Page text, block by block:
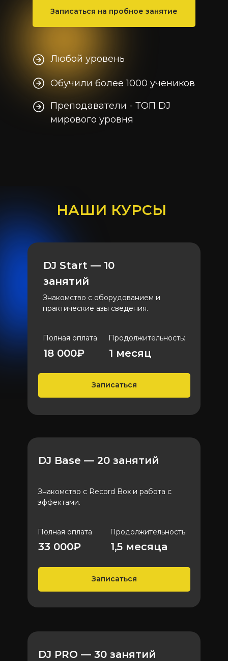
Записаться на пробное занятие
Любой уровень
Обучили более 1000 учеников
Преподаватели - ТОП DJ
мирового уровня
НАШИ КУРСЫ
DJ Start — 10
занятий
Знакомство с оборудованием и
практические азы сведения.
Полная оплата
18 000₽
Продолжительность:
1 месяц
Записаться
DJ Base — 20 занятий
Знакомство с Record Box и работа с
эффектами.
Полная оплата
33 000₽
Продолжительность:
1,5 меcяца
Записаться
DJ PRO — 30 занятий